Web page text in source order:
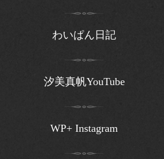
わいぱん日記
汐美真帆YouTube
WP+ Instagram